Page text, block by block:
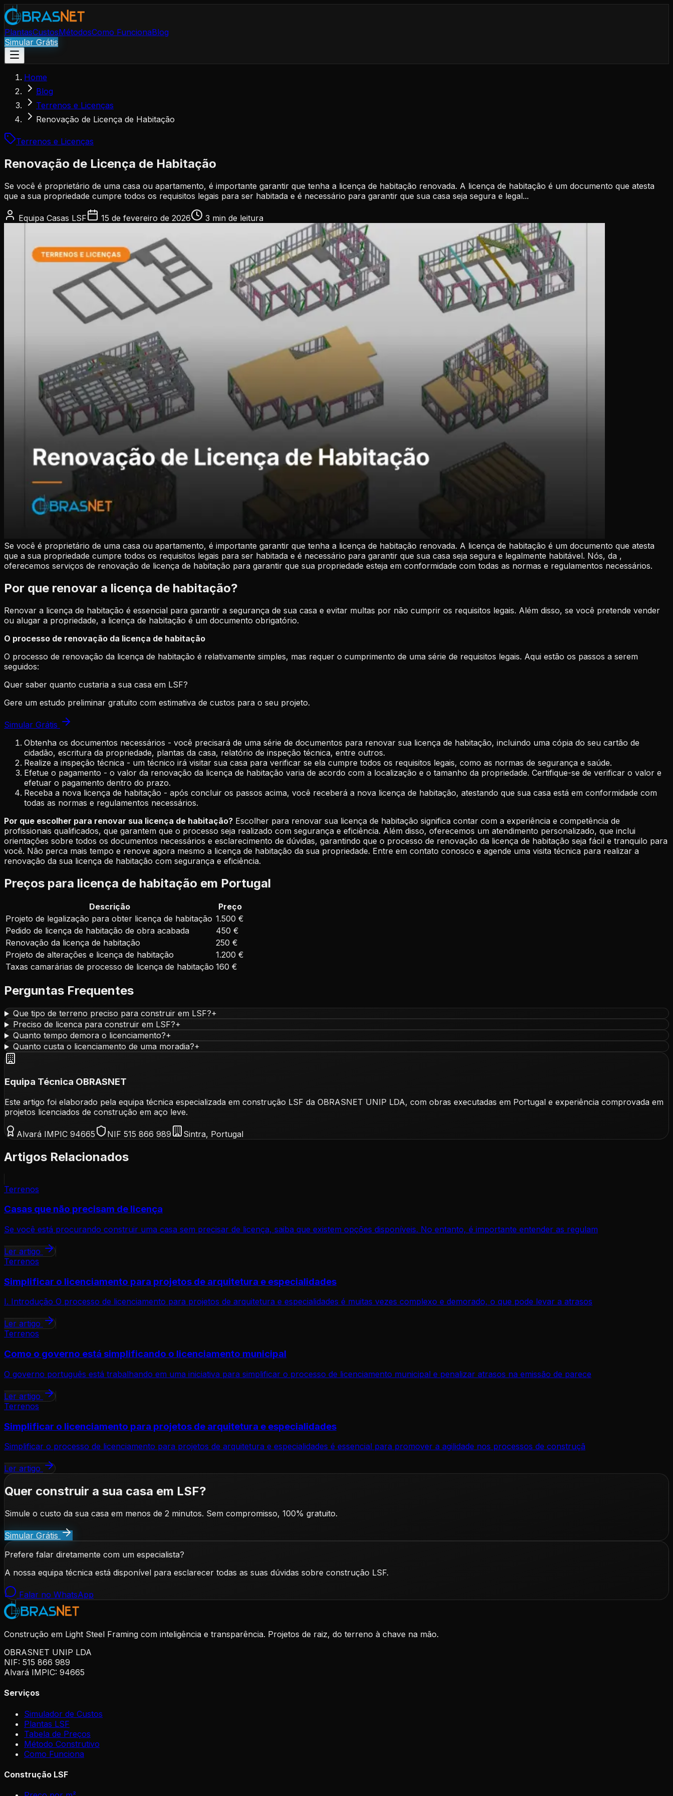
PlantasCustosMétodosComo FuncionaBlog
Simular Grátis
Home
Blog
Terrenos e Licenças
Renovação de Licença de Habitação
Terrenos e Licenças
Renovação de Licença de Habitação
Se você é proprietário de uma casa ou apartamento, é importante garantir que tenha a licença de habitação renovada. A licença de habitação é um documento que atesta
que a sua propriedade cumpre todos os requisitos legais para ser habitada e é necessário para garantir que sua casa seja segura e legal...
Equipa Casas LSF 15 de fevereiro de 2026 3 min de leitura
Se você é proprietário de uma casa ou apartamento, é importante garantir que tenha a licença de habitação renovada. A licença de habitação é um documento que atesta
que a sua propriedade cumpre todos os requisitos legais para ser habitada e é necessário para garantir que sua casa seja segura e legalmente habitável. Nós, da ,
oferecemos serviços de renovação de licença de habitação para garantir que sua propriedade esteja em conformidade com todas as normas e regulamentos necessários.
Por que renovar a licença de habitação?
Renovar a licença de habitação é essencial para garantir a segurança de sua casa e evitar multas por não cumprir os requisitos legais. Além disso, se você pretende vender
ou alugar a propriedade, a licença de habitação é um documento obrigatório.
O processo de renovação da licença de habitação
O processo de renovação da licença de habitação é relativamente simples, mas requer o cumprimento de uma série de requisitos legais. Aqui estão os passos a serem
seguidos:
Quer saber quanto custaria a sua casa em LSF?
Gere um estudo preliminar gratuito com estimativa de custos para o seu projeto.
Simular Grátis
Obtenha os documentos necessários - você precisará de uma série de documentos para renovar sua licença de habitação, incluindo uma cópia do seu cartão de
cidadão, escritura da propriedade, plantas da casa, relatório de inspeção técnica, entre outros.
Realize a inspeção técnica - um técnico irá visitar sua casa para verificar se ela cumpre todos os requisitos legais, como as normas de segurança e saúde.
Efetue o pagamento - o valor da renovação da licença de habitação varia de acordo com a localização e o tamanho da propriedade. Certifique-se de verificar o valor e
efetuar o pagamento dentro do prazo.
Receba a nova licença de habitação - após concluir os passos acima, você receberá a nova licença de habitação, atestando que sua casa está em conformidade com
todas as normas e regulamentos necessários.
Por que escolher para renovar sua licença de habitação? Escolher para renovar sua licença de habitação significa contar com a experiência e competência de
profissionais qualificados, que garantem que o processo seja realizado com segurança e eficiência. Além disso, oferecemos um atendimento personalizado, que inclui
orientações sobre todos os documentos necessários e esclarecimento de dúvidas, garantindo que o processo de renovação da licença de habitação seja fácil e tranquilo para
você. Não perca mais tempo e renove agora mesmo a licença de habitação da sua propriedade. Entre em contato conosco e agende uma visita técnica para realizar a
renovação da sua licença de habitação com segurança e eficiência.
Preços para licença de habitação em Portugal
Descrição
Preço
Projeto de legalização para obter licença de habitação 1.500 €
Pedido de licença de habitação de obra acabada
450 €
Renovação da licença de habitação
250 €
Projeto de alterações e licença de habitação
1.200 €
Taxas camarárias de processo de licença de habitação 160 €
Perguntas Frequentes
Que tipo de terreno preciso para construir em LSF?+
Preciso de licenca para construir em LSF?+
Quanto tempo demora o licenciamento?+
Quanto custa o licenciamento de uma moradia?+
Equipa Técnica OBRASNET
Este artigo foi elaborado pela equipa técnica especializada em construção LSF da OBRASNET UNIP LDA, com obras executadas em Portugal e experiência comprovada em
projetos licenciados de construção em aço leve.
Alvará IMPIC 94665 NIF 515 866 989 Sintra, Portugal
Artigos Relacionados
Terrenos
Casas que não precisam de licença
Se você está procurando construir uma casa sem precisar de licença, saiba que existem opções disponíveis. No entanto, é importante entender as regulam
Ler artigo
Terrenos
Simplificar o licenciamento para projetos de arquitetura e especialidades
I. Introdução O processo de licenciamento para projetos de arquitetura e especialidades é muitas vezes complexo e demorado, o que pode levar a atrasos
Ler artigo
Terrenos
Como o governo está simplificando o licenciamento municipal
O governo português está trabalhando em uma iniciativa para simplificar o processo de licenciamento municipal e penalizar atrasos na emissão de parece
Ler artigo
Terrenos
Simplificar o licenciamento para projetos de arquitetura e especialidades
Simplificar o processo de licenciamento para projetos de arquitetura e especialidades é essencial para promover a agilidade nos processos de construçã
Ler artigo
Quer construir a sua casa em LSF?
Simule o custo da sua casa em menos de 2 minutos. Sem compromisso, 100% gratuito.
Simular Grátis
Prefere falar diretamente com um especialista?
A nossa equipa técnica está disponível para esclarecer todas as suas dúvidas sobre construção LSF.
Falar no WhatsApp
Construção em Light Steel Framing com inteligência e transparência. Projetos de raiz, do terreno à chave na mão.
OBRASNET UNIP LDA
NIF: 515 866 989
Alvará IMPIC: 94665
Serviços
Simulador de Custos
Plantas LSF
Tabela de Preços
Método Construtivo
Como Funciona
Construção LSF